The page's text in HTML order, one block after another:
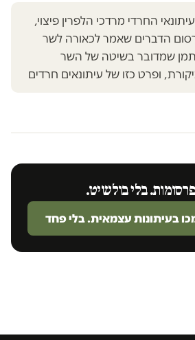
החרדי מרדכי הלפרין פיצוי,
הדברים שאמר לכאורה לשר
שמדובר בשיטה של השר
ופרט כזו של עיתונאים חרדים
בלי בולשיט.
בעיתונות עצמאית. בלי פחד